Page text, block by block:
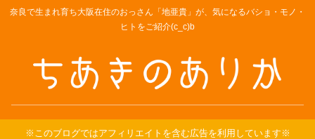
奈良で生まれ育ち大阪在住のおっさん「地亜貴」が、気になるバショ・モノ・
ヒトをご紹介(c_c)b
※このブログではアフィリエイトを含む広告を利用しています※